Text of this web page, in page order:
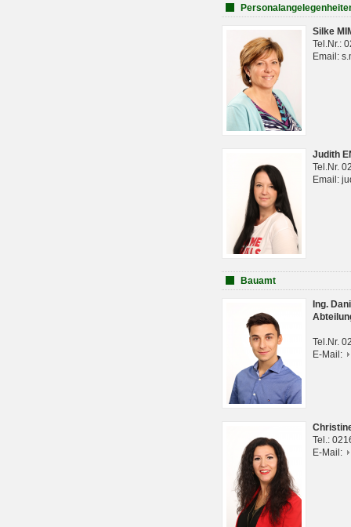
Silke
Tel.Nr.:
Email:
Judith
Tel.Nr.
Email:
Bauamt
Ing.
Tel.Nr.
E-Mail:
Tel.:
E-Mail: